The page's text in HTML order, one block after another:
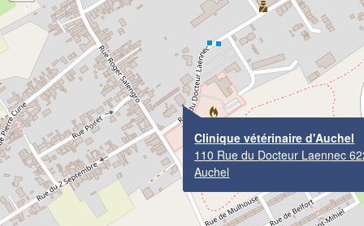
Clinique vétérinaire d'Auchel
110 Rue du Docteur Laennec
Auchel